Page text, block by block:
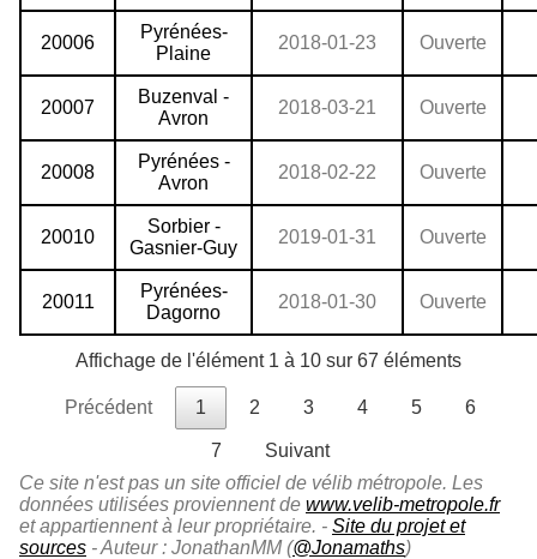
20006
Pyrénées-
Plaine
2018-01-23 Ouverte
20007
Buzenval -
Avron
2018-03-21 Ouverte
20008
Pyrénées -
Avron
2018-02-22 Ouverte
20010
Sorbier -
Gasnier-Guy
2019-01-31 Ouverte
20011
Pyrénées-
Dagorno
2018-01-30 Ouverte
Affichage de l'élément 1 à 10 sur 67 éléments
Précédent 1 2 3 4 5 6
7
Suivant
Ce site n'est pas un site officiel de vélib métropole. Les
données utilisées proviennent de www.velib-metropole.fr
et appartiennent à leur propriétaire. - Site du projet et
sources - Auteur : JonathanMM (@Jonamaths)